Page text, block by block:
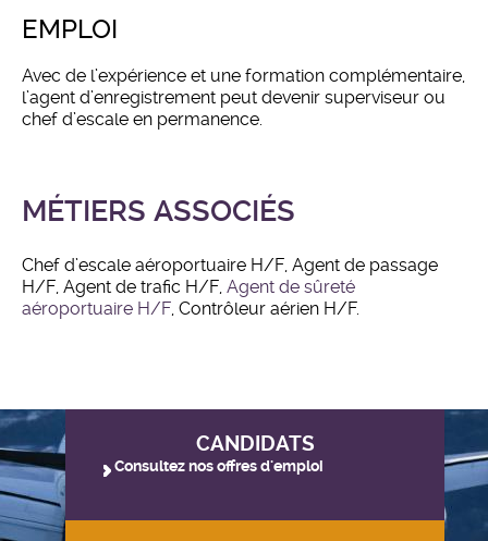
EMPLOI
Avec de l’expérience et une formation complémentaire,
l’agent d’enregistrement peut devenir superviseur ou
chef d’escale en permanence.
MÉTIERS ASSOCIÉS
Chef d’escale aéroportuaire H/F, Agent de passage
H/F, Agent de trafic H/F, Agent de sûreté
aéroportuaire H/F , Contrôleur aérien H/F.
CANDIDATS
Consultez nos offres d'emploi